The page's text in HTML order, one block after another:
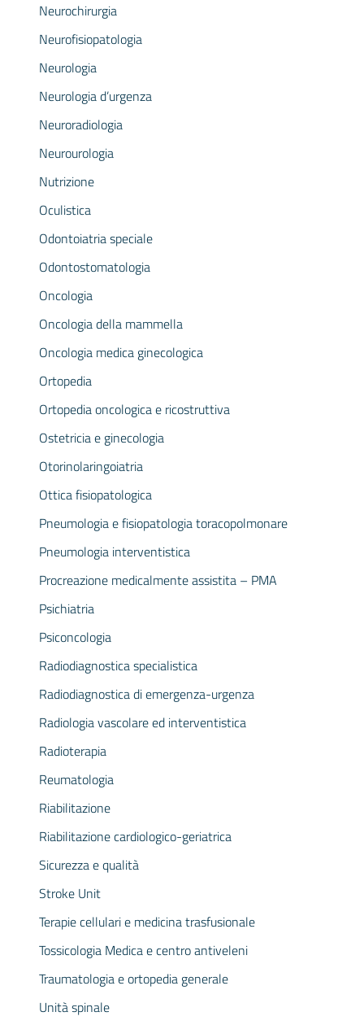
Neurochirurgia
Neurofisiopatologia
Neurologia
Neurologia d’urgenza
Neuroradiologia
Neurourologia
Nutrizione
Oculistica
Odontoiatria speciale
Odontostomatologia
Oncologia
Oncologia della mammella
Oncologia medica ginecologica
Ortopedia
Ortopedia oncologica e ricostruttiva
Ostetricia e ginecologia
Otorinolaringoiatria
Ottica fisiopatologica
Pneumologia e fisiopatologia toracopolmonare
Pneumologia interventistica
Procreazione medicalmente assistita – PMA
Psichiatria
Psiconcologia
Radiodiagnostica specialistica
Radiodiagnostica di emergenza-urgenza
Radiologia vascolare ed interventistica
Radioterapia
Reumatologia
Riabilitazione
Riabilitazione cardiologico-geriatrica
Sicurezza e qualità
Stroke Unit
Terapie cellulari e medicina trasfusionale
Tossicologia Medica e centro antiveleni
Traumatologia e ortopedia generale
Unità spinale